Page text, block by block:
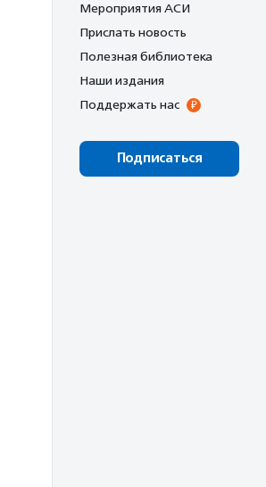
Мероприятия АСИ
Прислать новость
Полезная библиотека
Наши издания
Поддержать нас
Подписаться